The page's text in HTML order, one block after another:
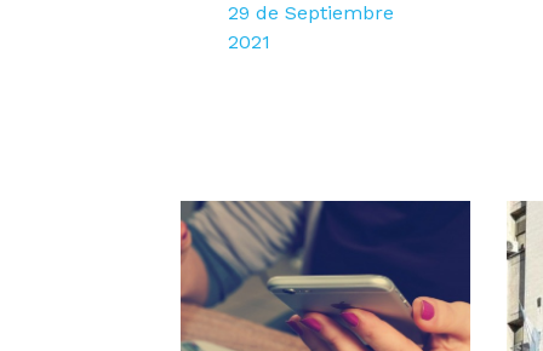
29 de Septiembre
2021